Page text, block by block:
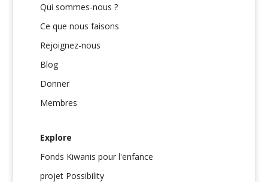
Qui sommes-nous ?
Ce que nous faisons
Rejoignez-nous
Blog
Donner
Membres
Explore
Fonds Kiwanis pour l'enfance
projet Possibility